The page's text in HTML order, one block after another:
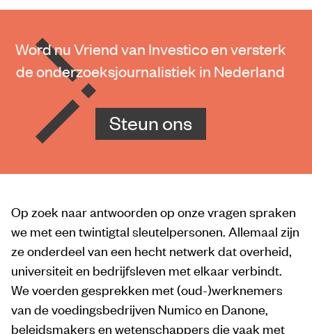
Word nu Vriend van Investico en versterk
de onderzoeksjournalistiek in Nederland
Steun ons
Op zoek naar antwoorden op onze vragen spraken
we met een twintigtal sleutelpersonen. Allemaal zijn
ze onderdeel van een hecht netwerk dat overheid,
universiteit en bedrijfsleven met elkaar verbindt.
We voerden gesprekken met (oud-)werknemers
van de voedingsbedrijven Numico en Danone,
beleidsmakers en wetenschappers die vaak met